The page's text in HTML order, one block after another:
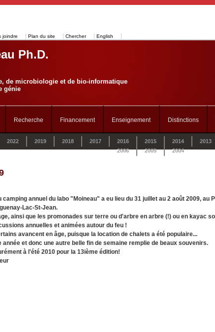
joindre Plan du site Chercher English
Ph.D.
de microbiologie et de bio-informatique
génie
Recherche Financement Enseignement Distinctions
2022 2019 2018 2017 2016 2015 2014 2013
2006
2005 2004
camping annuel du labo "Moineau" a eu lieu du 31 juillet au 2 août 2009, au
Lac-St-Jean.
ainsi que les promonades sur terre ou d'arbre en arbre (!) ou en kayac
annuelles et animées autour du feu !
avancent en âge, puisque la location de chalets a été populaire...
année et donc une autre belle fin de semaine remplie de beaux souvenirs.
à l'été 2010 pour la 13ième édition!